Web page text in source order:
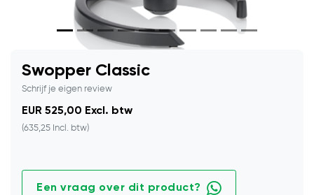
Swopper Classic
Schrijf je eigen review
EUR 525,00 Excl. btw
(635,25 Incl. btw)
Een vraag over dit product?